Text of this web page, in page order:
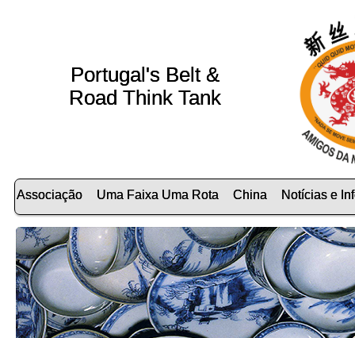
Portugal's Belt &
Road Think Tank
Associação Uma Faixa Uma Rota China Notícias e